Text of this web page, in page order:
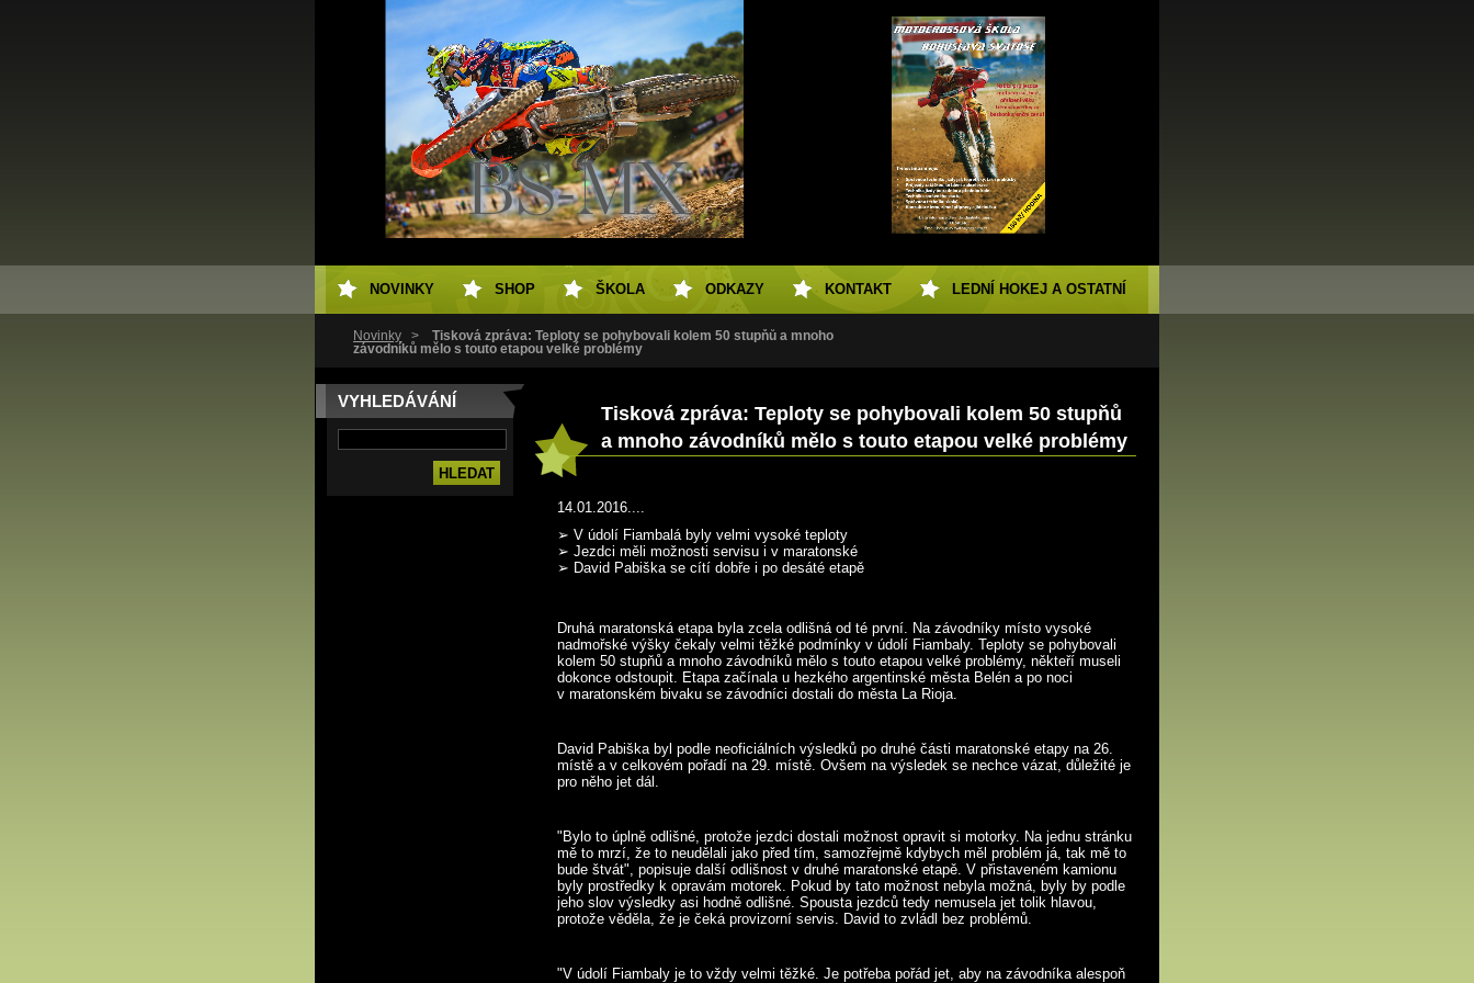
Novinky >
Tisková zpráva: Teploty se pohybovali kolem 50 stupňů a mnoho
závodníků mělo s touto etapou velké problémy
VYHLEDÁVÁNÍ
Tisková zpráva: Teploty se pohybovali kolem 50 stupňů
a mnoho závodníků mělo s touto etapou velké problémy
14.01.2016....
➢ V údolí Fiambalá byly velmi vysoké teploty
➢ Jezdci měli možnosti servisu i v maratonské
➢ David Pabiška se cítí dobře i po desáté etapě
Druhá maratonská etapa byla zcela odlišná od té první. Na závodníky místo vysoké
nadmořské výšky čekaly velmi těžké podmínky v údolí Fiambaly. Teploty se pohybovali
kolem 50 stupňů a mnoho závodníků mělo s touto etapou velké problémy, někteří museli
dokonce odstoupit. Etapa začínala u hezkého argentinské města Belén a po noci
v maratonském bivaku se závodníci dostali do města La Rioja.
David Pabiška byl podle neoficiálních výsledků po druhé části maratonské etapy na 26.
místě a v celkovém pořadí na 29. místě. Ovšem na výsledek se nechce vázat, důležité je
pro něho jet dál.
"Bylo to úplně odlišné, protože jezdci dostali možnost opravit si motorky. Na jednu stránku
mě to mrzí, že to neudělali jako před tím, samozřejmě kdybych měl problém já, tak mě to
bude štvát", popisuje další odlišnost v druhé maratonské etapě. V přistaveném kamionu
byly prostředky k opravám motorek. Pokud by tato možnost nebyla možná, byly by podle
jeho slov výsledky asi hodně odlišné. Spousta jezdců tedy nemusela jet tolik hlavou,
protože věděla, že je čeká provizorní servis. David to zvládl bez problémů.
"V údolí Fiambaly je to vždy velmi těžké. Je potřeba pořád jet, aby na závodníka alespoň
NOVINKY SHOP ŠKOLA ODKAZY KONTAKT LEDNÍ HOKEJ A OSTATNÍ